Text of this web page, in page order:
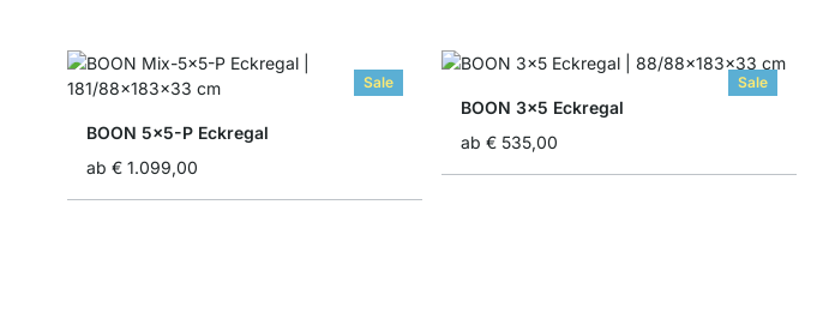
Sale
BOON 5x5-P Eckregal
ab € 1.099,00
Sale
BOON 3x5 Eckregal
ab € 535,00